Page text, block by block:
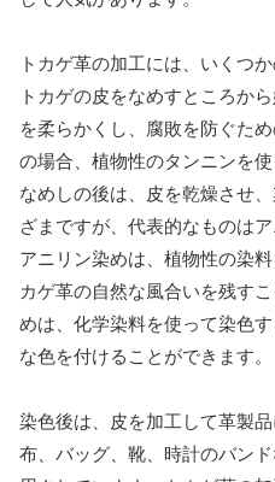
トカゲ革の加工には、いくつ
トカゲの皮をなめすところか
を柔らかくし、腐敗を防ぐた
の場合、植物性のタンニンを
なめしの後は、皮を乾燥させ
ざまですが、代表的なものは
アニリン染めは、植物性の染
カゲ革の自然な風合いを残す
めは、化学染料を使って染色
な色を付けることができます。
染色後は、皮を加工して革製
布、バッグ、靴、時計のバン